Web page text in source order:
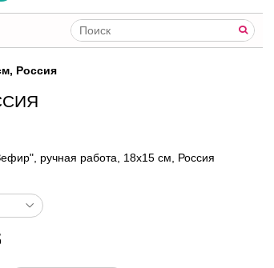
Россия
ручная работа, 18х15 см, Россия